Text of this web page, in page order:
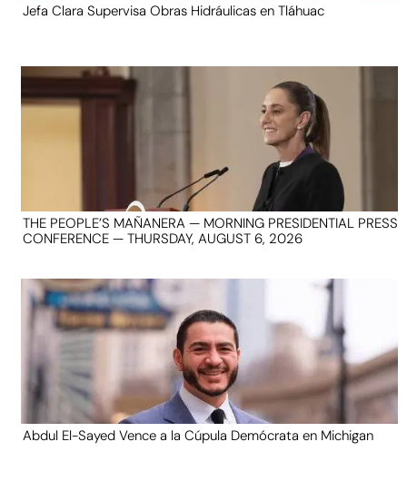
Jefa Clara Supervisa Obras Hidráulicas en Tláhuac
THE PEOPLE’S MAÑANERA — MORNING PRESIDENTIAL PRESS
CONFERENCE — THURSDAY, AUGUST 6, 2026
Abdul El-Sayed Vence a la Cúpula Demócrata en Michigan